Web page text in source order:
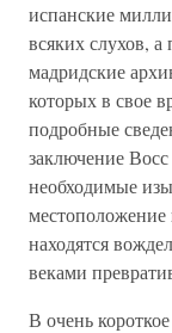
испанские
всяких слухов,
мадридские
которых в свое
подробные
заключение
необходимые
местоположение
находятся
веками
В очень